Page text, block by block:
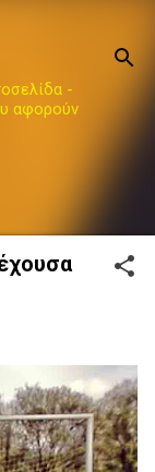
-
αφορούν